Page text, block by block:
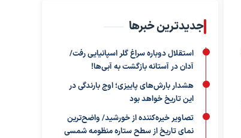
جدیدترین خبرها
استقلال دوباره سراغ گلر اسپانیایی رفت/
آدان در آستانه بازگشت به آبی‌ها!
هشدار بارش‌های پاییزی؛ اوج بارندگی در
این تاریخ خواهد بود
تصاویر خیره‌کننده از خورشید/ واضح‌ترین
نمای تاریخ از سطح ستاره منظومه شمسی